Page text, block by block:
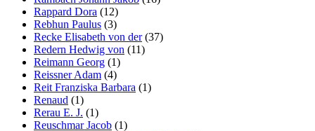
Rappard Dora (12)
Rebhun Paulus (3)
Recke Elisabeth von der(37)
Redern Hedwig von (11)
Reimann Georg (1)
Reissner Adam (4)
Reit Franziska Barbara (1)
Renaud (1)
Rerau E. J. (1)
Reuschmar Jacob (1)